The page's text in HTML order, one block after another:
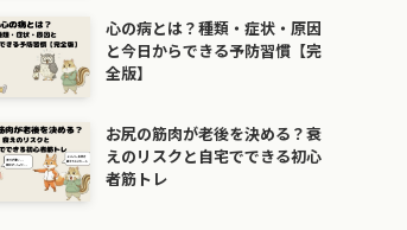
心の病とは？種類・症状・原因
と今日からできる予防習慣【完
全版】
お尻の筋肉が老後を決める？衰
えのリスクと自宅でできる初心
者筋トレ